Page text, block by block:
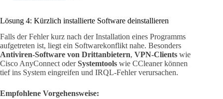
Lösung 4: Kürzlich installierte Software deinstallieren
Falls der Fehler kurz nach der Installation eines Programms
aufgetreten ist, liegt ein Softwarekonflikt nahe. Besonders
Antiviren-Software von Drittanbietern, VPN-Clients wie
Cisco AnyConnect oderSystemtools wie CCleaner können
tief ins System eingreifen und IRQL-Fehler verursachen.
Empfohlene Vorgehensweise: